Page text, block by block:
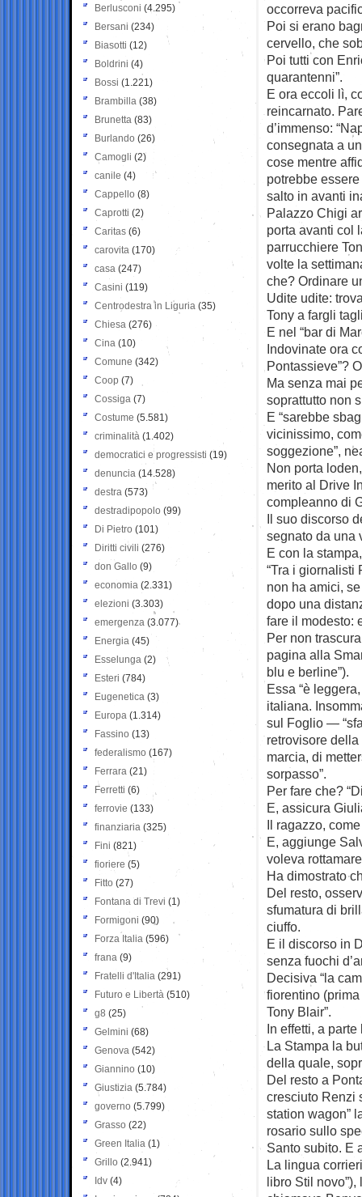
occorreva
Poi si erano
cervello, che
Poi tutti con
quarantenni”.
E ora eccoli lì,
reincarnato.
d’immenso:
consegnata a
cose mentre
potrebbe
salto in avanti
Palazzo Chigi
porta avanti col
parrucchiere
volte la
che? Ordinare
Udite udite:
Tony a fargli
E nel “bar di
Indovinate ora
Pontassieve”?
Ma senza mai
soprattutto non
E “sarebbe
vicinissimo,
soggezione”,
Non porta
merito al Drive
compleanno di
Il suo discorso
segnato da una
E con la
“Tra i giornalisti
non ha amici,
dopo una
fare il modesto:
Per non
pagina alla
blu e berline”).
Essa “è
italiana.
sul Foglio —
retrovisore
marcia, di
sorpasso”.
Per fare che?
E, assicura
Il ragazzo,
E, aggiunge
voleva
Ha dimostrato
Del resto,
sfumatura di
ciuffo.
E il discorso in
senza fuochi
Decisiva “la
fiorentino (prima
Tony Blair”.
In effetti, a
La Stampa la
della quale,
Del resto a
cresciuto Renzi
station wagon”
rosario sullo
Santo subito. E
La lingua
libro Stil novo”),
Berlusconi (4.295)
Bersani (234)
Biasotti (12)
Boldrini (4)
Bossi (1.221)
Brambilla (38)
Brunetta (83)
Burlando (26)
Camogli (2)
canile (4)
Cappello (8)
Caprotti (2)
Caritas (6)
carovita (170)
casa (247)
Casini (119)
Centrodestra in Liguria (35)
Chiesa (276)
Cina (10)
Comune (342)
Coop (7)
Cossiga (7)
Costume (5.581)
criminalità (1.402)
democratici e progressisti (19)
denuncia (14.528)
destra (573)
destradipopolo (99)
Di Pietro (101)
Diritti civili (276)
don Gallo (9)
economia (2.331)
elezioni (3.303)
emergenza (3.077)
Energia (45)
Esselunga (2)
Esteri (784)
Eugenetica (3)
Europa (1.314)
Fassino (13)
federalismo (167)
Ferrara (21)
Ferretti (6)
ferrovie (133)
finanziaria (325)
Fini (821)
fioriere (5)
Fitto (27)
Fontana di Trevi (1)
Formigoni (90)
Forza Italia (596)
frana (9)
Fratelli d'Italia (291)
Futuro e Libertà (510)
g8 (25)
Gelmini (68)
Genova (542)
Giannino (10)
Giustizia (5.784)
governo (5.799)
Grasso (22)
Green Italia (1)
Grillo (2.941)
Idv (4)